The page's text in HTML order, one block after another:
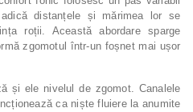
distanțele și mărimea lor se
roții. Această abordare sparge
zgomotul într-un foșnet mai ușor
și ele nivelul de zgomot. Canalele
ca niște fluiere la anumite